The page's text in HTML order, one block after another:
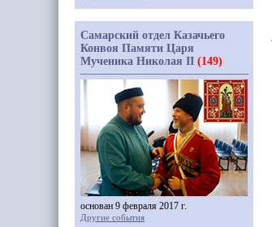
Самарский отдел Казачьего
Конвоя Памяти Царя
Мученика Николая II (149)
основан 9 февраля 2017 г.
Другие события